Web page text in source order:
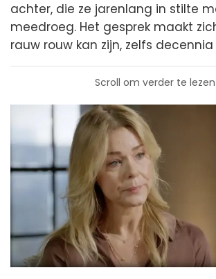
achter, die ze jarenlang in stilte
meedroeg. Het gesprek maakt
rauw rouw kan zijn, zelfs
Scroll om verder te lezen